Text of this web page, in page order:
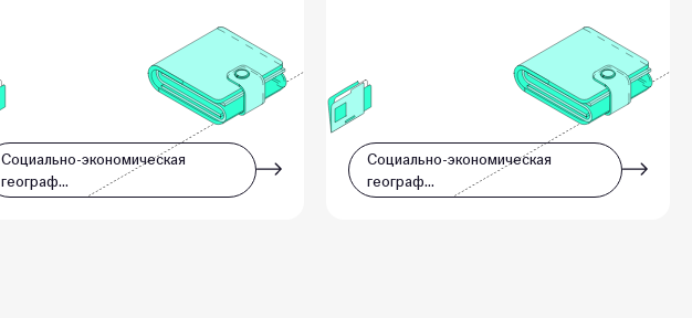
Социально-экономическая
географ…
Социально-экономическая
географ…